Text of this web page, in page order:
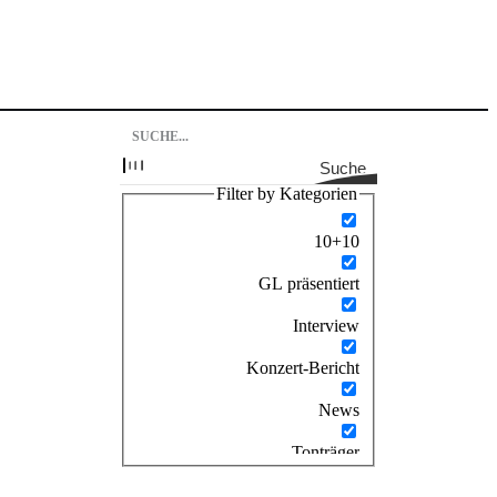
Suche
Filter by Kategorien
10+10
GL präsentiert
Interview
Konzert-Bericht
News
Tonträger